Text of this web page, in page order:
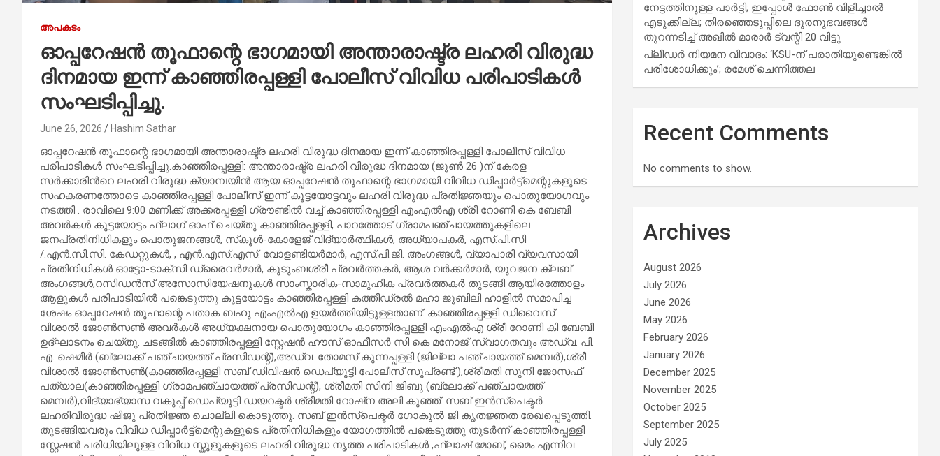
അപകടം
ഓപ്പറേഷൻ തൂഫാന്റെ ഭാഗമായി അന്താരാഷ്ട്ര ലഹരി വിരുദ്ധ
ദിനമായ ഇന്ന് കാഞ്ഞിരപ്പള്ളി പോലീസ് വിവിധ പരിപാടികൾ
സംഘടിപ്പിച്ചു.
June 26, 2026 Hashim Sathar
ഓപ്പറേഷൻ തൂഫാന്റെ ഭാഗമായി അന്താരാഷ്ട്ര ലഹരി വിരുദ്ധ ദിനമായ ഇന്ന് കാഞ്ഞിരപ്പള്ളി പോലീസ് വിവിധ
പരിപാടികൾ സംഘടിപ്പിച്ചു.കാഞ്ഞിരപ്പള്ളി: അന്താരാഷ്ട്ര ലഹരി വിരുദ്ധ ദിനമായ (ജൂൺ 26 )ന് കേരള
സർക്കാരിൻറെ ലഹരി വിരുദ്ധ ക്യാമ്പയിൻ ആയ ഓപ്പറേഷൻ തൂഫാന്റെ ഭാഗമായി വിവിധ ഡിപ്പാർട്ട്മെന്റുകളുടെ
സഹകരണത്തോടെ കാഞ്ഞിരപ്പള്ളി പോലീസ് ഇന്ന് കൂട്ടയോട്ടവും ലഹരി വിരുദ്ധ പ്രതിജ്ഞയും പൊതുയോഗവും
നടത്തി . രാവിലെ 9:00 മണിക്ക് അക്കരപ്പള്ളി ഗ്രൗണ്ടിൽ വച്ച് കാഞ്ഞിരപ്പള്ളി എംഎൽഎ ശ്രീ റോണി കെ ബേബി
അവർകൾ കൂട്ടയോട്ടം ഫ്ലാഗ് ഓഫ് ചെയ്തു കാഞ്ഞിരപ്പള്ളി, പാറത്തോട് ഗ്രാമപഞ്ചായത്തുകളിലെ
ജനപ്രതിനിധികളും പൊതുജനങ്ങൾ, സ്‌കൂൾ-കോളേജ് വിദ്യാർത്ഥികൾ, അധ്യാപകർ, എസ്‌.പി.സി
/.എൻ.സി.സി. കേഡറ്റുകൾ, , എൻ.എസ്.എസ്. വോളണ്ടിയർമാർ, എസ്.പി.ജി. അംഗങ്ങൾ, വ്യാപാരി വ്യവസായി
പ്രതിനിധികൾ ഓട്ടോ-ടാക്സി ഡ്രൈവർമാർ, കുടുംബശ്രീ പ്രവർത്തകർ, ആശ വർക്കർമാർ, യുവജന ക്ലബ്
അംഗങ്ങൾ,റസിഡൻസ് അസോസിയേഷനുകൾ സാംസ്കാരിക-സാമുഹിക പ്രവർത്തകർ തുടങ്ങി ആയിരത്തോളം
ആളുകൾ പരിപാടിയിൽ പങ്കെടുത്തു കൂട്ടയോട്ടം കാഞ്ഞിരപ്പള്ളി കത്തീഡ്രൽ മഹാ ജൂബിലി ഹാളിൽ സമാപിച്ച
ശേഷം ഓപ്പറേഷൻ തൂഫാന്റെ പതാക ബഹു എംഎൽഎ ഉയർത്തിയിട്ടുള്ളതാണ്. കാഞ്ഞിരപ്പള്ളി ഡിവൈസ്
വിശാൽ ജോൺസൺ അവർകൾ അധ്യക്ഷനായ പൊതുയോഗം കാഞ്ഞിരപ്പള്ളി എംഎൽഎ ശ്രീ റോണി കി ബേബി
ഉദ്ഘാടനം ചെയ്തു. ചടങ്ങിൽ കാഞ്ഞിരപ്പള്ളി സ്റ്റേഷൻ ഹൗസ് ഓഫീസർ സി കെ മനോജ് സ്വാഗതവും അഡ്വ. പി.
എ. ഷെമീർ (ബ്ലോക്ക് പഞ്ചായത്ത് പ്രസിഡന്റ്),അഡ്വ. തോമസ് കുന്നപ്പള്ളി (ജില്ലാ പഞ്ചായത്ത് മെമ്പർ),ശ്രീ.
വിശാൽ ജോൺസൺ(കാഞ്ഞിരപ്പള്ളി സബ് ഡിവിഷൻ ഡെപ്യൂട്ടി പോലീസ് സൂപ്രണ്ട് ),ശ്രീമതി സുനി ജോസഫ്
പത്യാല(കാഞ്ഞിരപ്പള്ളി ഗ്രാമപഞ്ചായത്ത് പ്രസിഡന്റ്), ശ്രീമതി സിനി ജിബു (ബ്ലോക്ക് പഞ്ചായത്ത്
മെമ്പർ),വിദ്യാഭ്യാസ വകുപ്പ് ഡെപ്യൂട്ടി ഡയറക്ടർ ശ്രീമതി റോഷ്ന അലി കുഞ്ഞ്. സബ് ഇൻസ്പെക്ടർ
ലഹരിവിരുദ്ധ ഷിജു പ്രതിജ്ഞ ചൊല്ലി കൊടുത്തു. സബ് ഇൻസ്പെക്ടർ ഗോകുൽ ജി കൃതജ്ഞത രേഖപ്പെടുത്തി.
തുടങ്ങിയവരും വിവിധ ഡിപ്പാർട്ട്മെന്റുകളുടെ പ്രതിനിധികളും യോഗത്തിൽ പങ്കെടുത്തു തുടർന്ന് കാഞ്ഞിരപ്പള്ളി
സ്റ്റേഷൻ പരിധിയിലുള്ള വിവിധ സ്കൂളുകളുടെ ലഹരി വിരുദ്ധ നൃത്ത പരിപാടികൾ ,ഫ്ലാഷ് മോബ്, മൈം എന്നിവ
നേട്ടത്തിനുള്ള പാര്‍ട്ടി; ഇപ്പോള്‍ ഫോണ്‍ വിളിച്ചാല്‍
എടുക്കില്ല; തിരഞ്ഞെടുപ്പിലെ ദുരനുഭവങ്ങള്‍
തുറന്നടിച്ച് അഖില്‍ മാരാര്‍ ട്വന്റി 20 വിട്ടു
പ്ലീഡർ നിയമന വിവാദം: ‘KSU-ന് പരാതിയുണ്ടെങ്കിൽ
പരിശോധിക്കും’; രമേശ് ചെന്നിത്തല
Recent Comments
No comments to show.
Archives
August 2026
July 2026
June 2026
May 2026
February 2026
January 2026
December 2025
November 2025
October 2025
September 2025
July 2025